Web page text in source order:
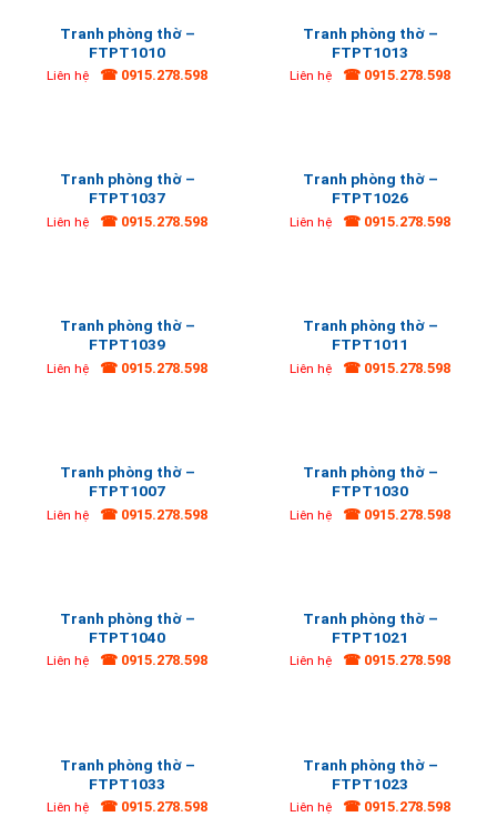
Tranh phòng thờ –
FTPT1010
Liên hệ ☎ 0915.278.598
Tranh phòng thờ –
FTPT1013
Liên hệ ☎ 0915.278.598
Tranh phòng thờ –
FTPT1037
Liên hệ ☎ 0915.278.598
Tranh phòng thờ –
FTPT1026
Liên hệ ☎ 0915.278.598
Tranh phòng thờ –
FTPT1039
Liên hệ ☎ 0915.278.598
Tranh phòng thờ –
FTPT1011
Liên hệ ☎ 0915.278.598
Tranh phòng thờ –
FTPT1007
Liên hệ ☎ 0915.278.598
Tranh phòng thờ –
FTPT1030
Liên hệ ☎ 0915.278.598
Tranh phòng thờ –
FTPT1040
Liên hệ ☎ 0915.278.598
Tranh phòng thờ –
FTPT1021
Liên hệ ☎ 0915.278.598
Tranh phòng thờ –
FTPT1033
Liên hệ ☎ 0915.278.598
Tranh phòng thờ –
FTPT1023
Liên hệ ☎ 0915.278.598